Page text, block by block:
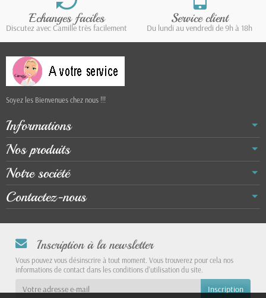
Echanges faciles
Discutez avec Camille très facilement
Service client
Du lundi au vendredi de 9h à 18h
Soyez les Bienvenues chez nous !!!
Informations
Nos produits
Notre société
Contactez-nous
Inscription à la newsletter
Vous pouvez vous désinscrire à tout moment. Vous trouverez pour cela nos
informations de contact dans les conditions d'utilisation du site.